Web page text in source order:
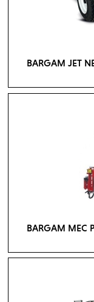
BARGAM JET
BARGAM MEC